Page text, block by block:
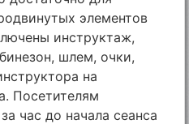
элементов
инструктаж,
шлем, очки,
на
Посетителям
час до начала сеанса